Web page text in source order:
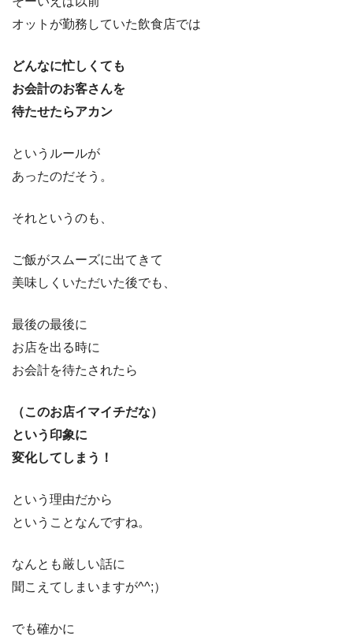
オットが勤務していた飲食店では
どんなに忙しくても
お会計のお客さんを
待たせたらアカン
というルールが
あったのだそう。
それというのも、
ご飯がスムーズに出てきて
美味しくいただいた後でも、
最後の最後に
お店を出る時に
お会計を待たされたら
（このお店イマイチだな）
という印象に
変化してしまう！
という理由だから
ということなんですね。
なんとも厳しい話に
聞こえてしまいますが^^;）
でも確かに